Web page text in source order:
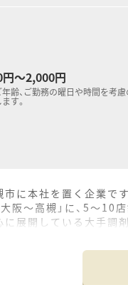
利に勤務をしたい方！
～2,000円
齢、ご勤務の曜日や時間を考慮
す。
に本社を置く企業です
阪～高槻」に、5～10
展開している大手調剤